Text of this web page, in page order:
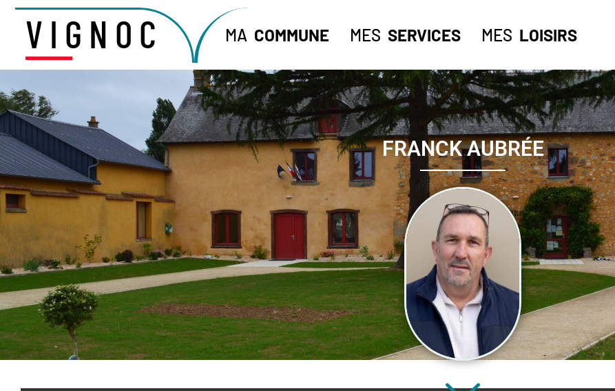
VIGNOC MA COMMUNE MES SERVICES MES LOISIRS
FRANCK AUBRÉE